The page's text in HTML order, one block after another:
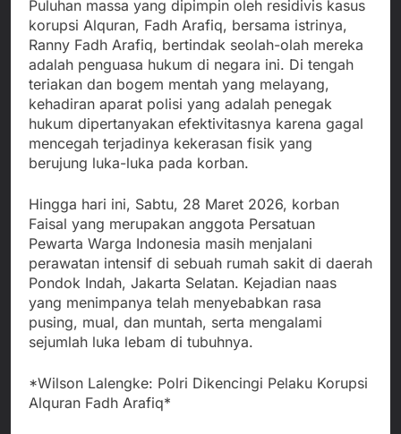
Puluhan massa yang dipimpin oleh residivis kasus
korupsi Alquran, Fadh Arafiq, bersama istrinya,
Ranny Fadh Arafiq, bertindak seolah-olah mereka
adalah penguasa hukum di negara ini. Di tengah
teriakan dan bogem mentah yang melayang,
kehadiran aparat polisi yang adalah penegak
hukum dipertanyakan efektivitasnya karena gagal
mencegah terjadinya kekerasan fisik yang
berujung luka-luka pada korban.
Hingga hari ini, Sabtu, 28 Maret 2026, korban
Faisal yang merupakan anggota Persatuan
Pewarta Warga Indonesia masih menjalani
perawatan intensif di sebuah rumah sakit di daerah
Pondok Indah, Jakarta Selatan. Kejadian naas
yang menimpanya telah menyebabkan rasa
pusing, mual, dan muntah, serta mengalami
sejumlah luka lebam di tubuhnya.
*Wilson Lalengke: Polri Dikencingi Pelaku Korupsi
Alquran Fadh Arafiq*